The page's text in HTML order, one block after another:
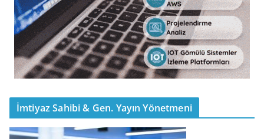
İmtiyaz Sahibi & Gen. Yayın Yönetmeni